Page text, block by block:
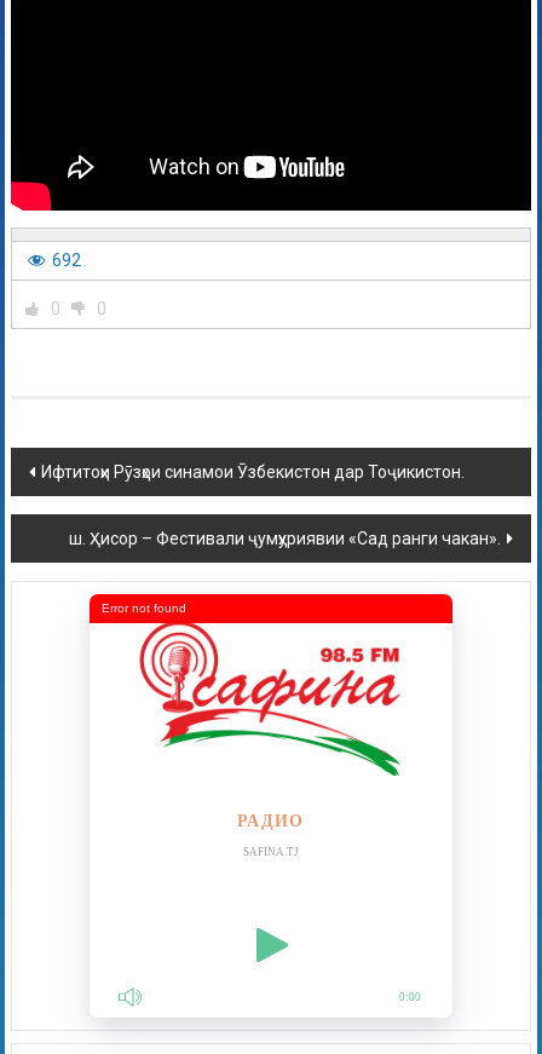
692
0 0
Ифтитоҳи Рӯзҳои синамои Ӯзбекистон дар Тоҷикистон.
ш. Ҳисор – Фестивали ҷумҳуриявии «Сад ранги чакан».
РАДИО
SAFINA.TJ
0:00
Error not found